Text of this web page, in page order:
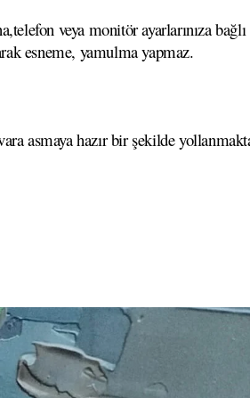
veya monitör ayarlarınıza
esneme, yamulma yapmaz.
asmaya hazır bir şekilde